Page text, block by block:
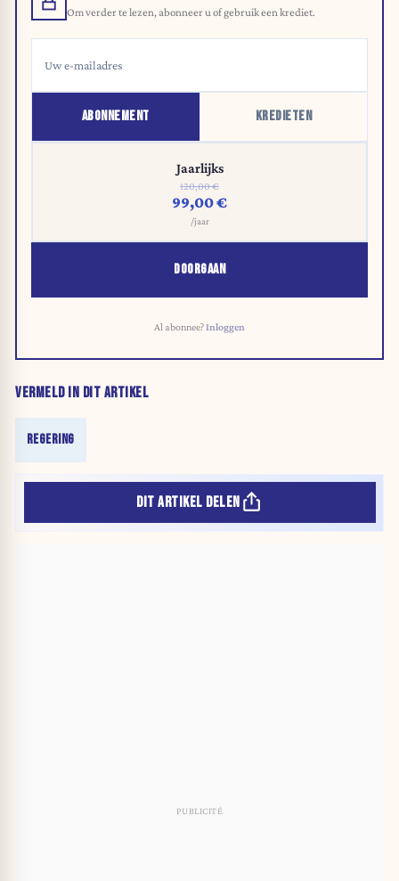
Om verder te lezen, abonneer u of gebruik een krediet.
ABONNEMENT KREDIETEN
Jaarlijks
120,00 €
99,00 €
/jaar
DOORGAAN
Al abonnee?Inloggen
VERMELD IN DIT ARTIKEL
REGERING
DIT ARTIKEL DELEN